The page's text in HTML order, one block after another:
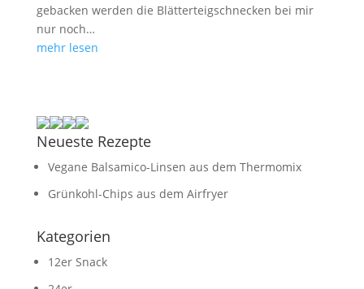
gebacken werden die Blätterteigschnecken bei mir
nur noch…
mehr lesen
Neueste Rezepte
Vegane Balsamico-Linsen aus dem Thermomix
Grünkohl-Chips aus dem Airfryer
Kategorien
12er Snack